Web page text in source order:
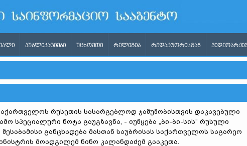
ᲞᲣᲑᲚᲘᲙᲐᲪᲘᲔᲑᲘ ᲣᲪᲮᲝᲔᲗᲘ ᲠᲔᲚᲘᲒᲘᲐ ᲠᲔᲓᲐᲥᲢᲝᲠᲘᲡᲒᲐᲜ
რუსეთის სასარგებლოდ ჯაშუშობისთვის დაკავებული
სპეციალური ნოტა გაუგზავნა, - იუწყება „ბი-ბი-სის“ რუსული
შესაბამისი განცხადება მასთან საუბრისას საქართველოს საგარეო
მოადგილემ ნინო კალანდაძემ გააკეთა.